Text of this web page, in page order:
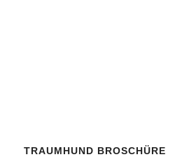
TRAUMHUND BROSCHÜRE